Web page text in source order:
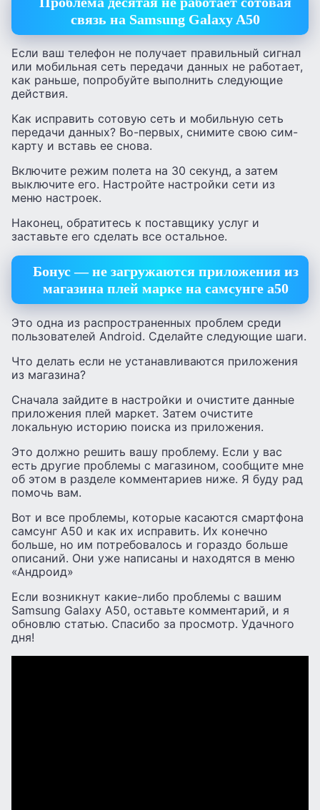
связь на Samsung Galaxy A50
Если ваш телефон не получает правильный сигнал
или мобильная сеть передачи данных не работает,
как раньше, попробуйте выполнить следующие
действия.
Как исправить сотовую сеть и мобильную сеть
передачи данных? Во-первых, снимите свою сим-
карту и вставь ее снова.
Включите режим полета на 30 секунд, а затем
выключите его. Настройте настройки сети из
меню настроек.
Наконец, обратитесь к поставщику услуг и
заставьте его сделать все остальное.
Бонус — не загружаются приложения из
магазина плей марке на самсунге а50
Это одна из распространенных проблем среди
пользователей Android. Сделайте следующие шаги.
Что делать если не устанавливаются приложения
из магазина?
Сначала зайдите в настройки и очистите данные
приложения плей маркет. Затем очистите
локальную историю поиска из приложения.
Это должно решить вашу проблему. Если у вас
есть другие проблемы с магазином, сообщите мне
об этом в разделе комментариев ниже. Я буду рад
помочь вам.
Вот и все проблемы, которые касаются смартфона
самсунг A50 и как их исправить. Их конечно
больше, но им потребовалось и гораздо больше
описаний. Они уже написаны и находятся в меню
«Андроид»
Если возникнут какие-либо проблемы с вашим
Samsung Galaxy A50, оставьте комментарий, и я
обновлю статью. Спасибо за просмотр. Удачного
дня!